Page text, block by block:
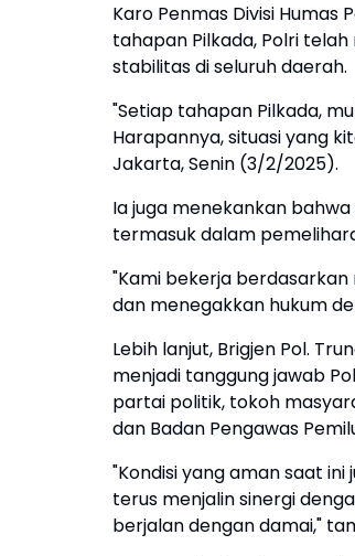
Karo Penmas Divisi Humas
tahapan Pilkada, Polri
stabilitas di seluruh daerah.
"Setiap tahapan Pilkada,
Harapannya, situasi yang
Jakarta, Senin (3/2/2025).
Ia juga menekankan
termasuk dalam
"Kami bekerja
dan menegakkan hukum
Lebih lanjut, Brigjen Pol.
menjadi tanggung jawab
partai politik, tokoh
dan Badan Pengawas
"Kondisi yang aman saat
terus menjalin sinergi
berjalan dengan damai,"